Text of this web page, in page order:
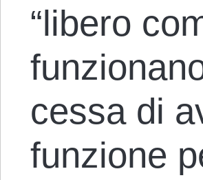
“libero
cessa di
funzione